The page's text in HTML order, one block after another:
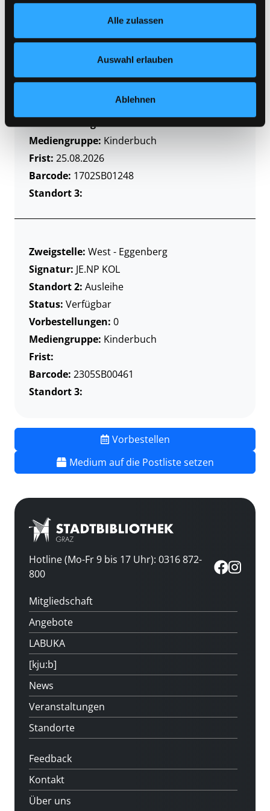
Footer unter „Cookies“ die gesetzte Zustimmung
jederzeit widerrufen und Ihre Einstellungen verändern.
Nähere Informationen finden Sie in unserer
Alle zulassen
Auswahl erlauben
Ablehnen
Gösting
Mediengruppe: Kinderbuch
Frist: 25.08.2026
Barcode: 1702SB01248
Standort 3:
Zweigstelle: West - Eggenberg
Signatur: JE.NP KOL
Standort 2: Ausleihe
Status: Verfügbar
Vorbestellungen: 0
Mediengruppe: Kinderbuch
Frist:
Barcode: 2305SB00461
Standort 3:
Vorbestellen
Medium auf die Postliste setzen
Hotline (Mo-Fr 9 bis 17 Uhr): 0316 872-
800
Mitgliedschaft
Angebote
LABUKA
[kju:b]
News
Veranstaltungen
Standorte
Feedback
Kontakt
Über uns